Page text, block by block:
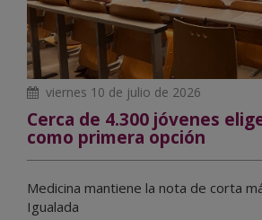
viernes 10 de julio de 2026
Cerca de 4.300 jóvenes
como primera opción
Medicina mantiene la nota de corta
Igualada